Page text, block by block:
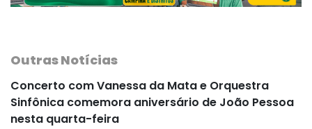
Outras Notícias
Concerto com Vanessa da Mata e Orquestra
Sinfônica comemora aniversário de João Pessoa
nesta quarta-feira